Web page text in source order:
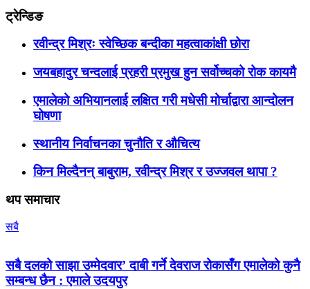
ट्रेन्डिङ
रवीन्द्र मिश्रः स्वेच्छिक बन्दीका महत्वाकांक्षी छोरा
जयबहादुर चन्दलाई प्रहरी प्रमुख हुन सर्वोच्चको रोक कायमै
एमालेको अभियानलाई लक्षित गरी मधेसी मोर्चाद्वारा आन्दोलन
घोषणा
स्थानीय निर्वाचनका चुनौति र औचित्य
किन मिल्दैनन् बाबुराम, रवीन्द्र मिश्र र उज्जवल थापा ?
थप समाचार
सबै
सबै दलको साझा उम्मेदवार’ दाबी गर्ने देवराज रोकासँग एमालेको कुनै
सम्बन्ध छैन : एमाले उदयपुर